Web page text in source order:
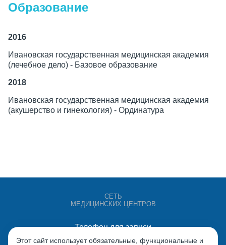
Образование
2016
Ивановская государственная медицинская академия
(лечебное дело) - Базовое образование
2018
Ивановская государственная медицинская академия
(акушерство и гинекология) - Ординатура
СЕТЬ
МЕДИЦИНСКИХ ЦЕНТРОВ
Телефон для записи
Этот сайт использует обязательные, функциональные и